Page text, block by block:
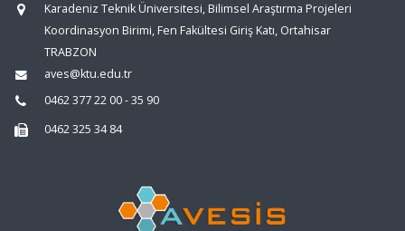
Karadeniz Teknik Üniversitesi, Bilimsel Araştırma Projeleri
Koordinasyon Birimi, Fen Fakültesi Giriş Katı, Ortahisar
TRABZON
aves@ktu.edu.tr
0462 377 22 00 - 35 90
0462 325 34 84